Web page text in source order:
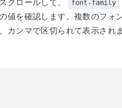
font-family
値を確認します。複数のフォ
カンマで区切られて表示され